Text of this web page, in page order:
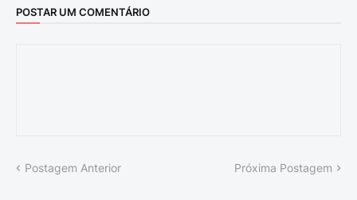
POSTAR UM COMENTÁRIO
Postagem Anterior Próxima Postagem